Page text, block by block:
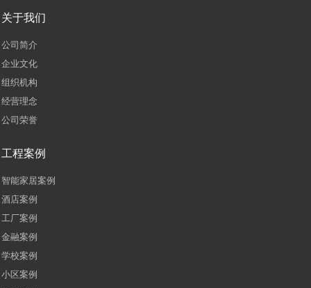
关于我们
公司简介
企业文化
组织机构
经营理念
公司荣誉
工程案例
智能家居案例
酒店案例
工厂案例
金融案例
学校案例
小区案例